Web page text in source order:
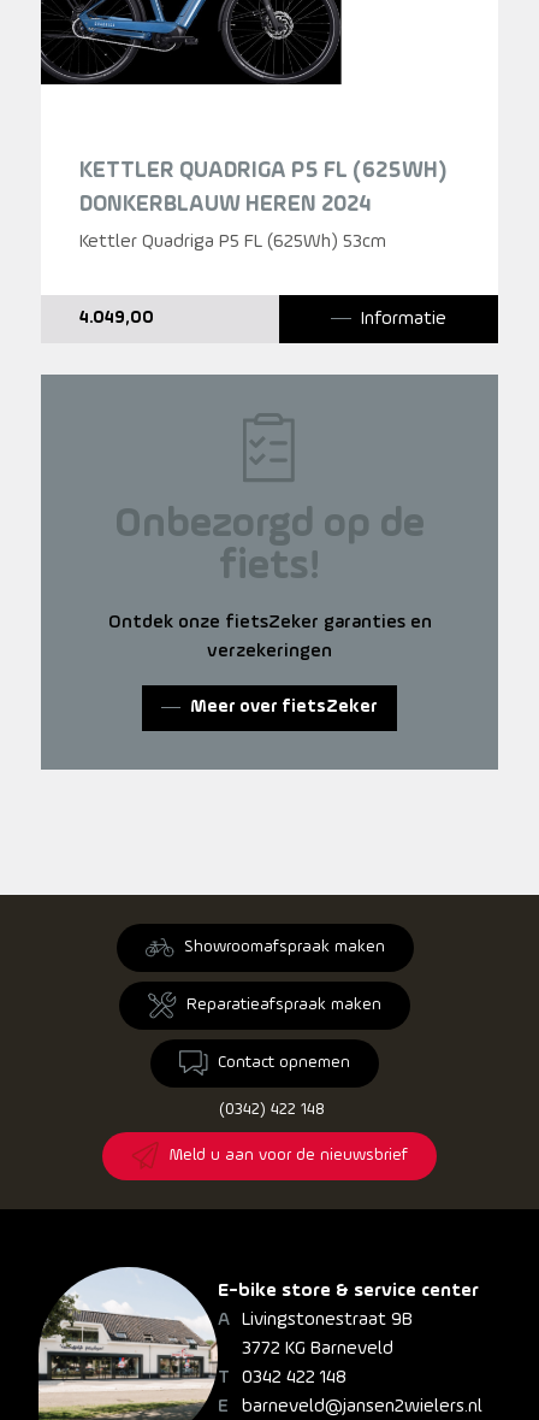
KETTLER QUADRIGA P5 FL (625WH)
DONKERBLAUW HEREN 2024
Kettler Quadriga P5 FL (625Wh) 53cm
4.049,00 Informatie
Onbezorgd op de
fiets!
Ontdek onze fietsZeker garanties en
verzekeringen
Meer over fietsZeker
Showroomafspraak maken
Reparatieafspraak maken
Contact opnemen
(0342) 422 148
Meld u aan voor de nieuwsbrief
E-bike store & service center
Livingstonestraat 9B
3772 KG Barneveld
0342 422 148
barneveld@jansen2wielers.nl